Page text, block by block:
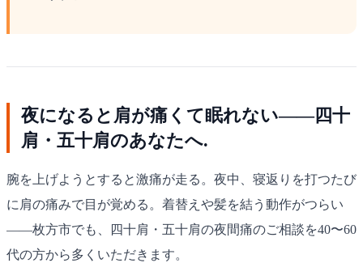
夜になると肩が痛くて眠れない——四十
肩・五十肩のあなたへ.
腕を上げようとすると激痛が走る。夜中、寝返りを打つたび
に肩の痛みで目が覚める。着替えや髪を結う動作がつらい
——枚方市でも、四十肩・五十肩の夜間痛のご相談を40〜60
代の方から多くいただきます。